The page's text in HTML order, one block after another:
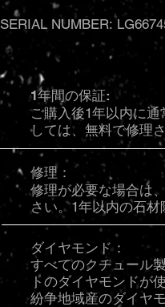
SERIAL NUMBER:
1年間の保証:
ご購入後1年以内に通
しては、無料で修理
修理：
修理が必要な場合は
さい。1年以内の石材
ダイヤモンド：
すべてのクチュール
トのダイヤモンドが
紛争地域産のダイヤ